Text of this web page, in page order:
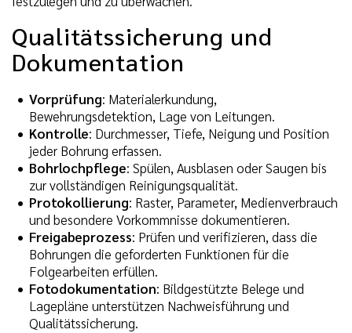
Qualitätssicherung und
Dokumentation
Vorprüfung: Materialerkundung,
Bewehrungsdetektion, Lage von Leitungen.
Kontrolle: Durchmesser, Tiefe, Neigung und Position
jeder Bohrung erfassen.
Bohrlochpflege: Spülen, Ausblasen oder Saugen bis
zur vollständigen Reinigungsqualität.
Protokollierung: Raster, Parameter, Medienverbrauch
und besondere Vorkommnisse dokumentieren.
Freigabeprozess: Prüfen und verifizieren, dass die
Bohrungen die geforderten Funktionen für die
Folgearbeiten erfüllen.
Fotodokumentation: Bildgestützte Belege und
Lagepläne unterstützen Nachweisführung und
Qualitätssicherung.